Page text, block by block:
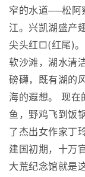
窄的水道──松阿
江。兴凯湖盛产
尖头红□(红尾)。
软沙滩，湖水清
磅礴，既有湖的
海的遐想。 现在
鱼，野鸡飞到饭
了杰出女作家丁
建国初期，十万
大荒纪念馆就是